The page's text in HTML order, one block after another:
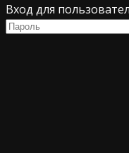
Вход для